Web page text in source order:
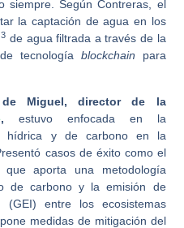
siempre. Según Contreras, el
la captación de agua en los
3 de agua filtrada a través de la
tecnología blockchain para
de Miguel, director de la
,estuvo enfocada en la
hídrica y de carbono en la
casos de éxito como el
, que aporta una metodología
de carbono y la emisión de
(GEI) entre los ecosistemas
medidas de mitigación del